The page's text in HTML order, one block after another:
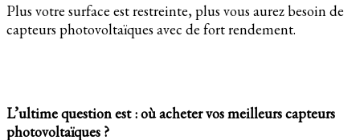
Plus votre surface est restreinte, plus vous aurez besoin de
capteurs photovoltaïques avec de fort rendement.
L’ultime question est : où acheter vos meilleurs capteurs
photovoltaïques ?